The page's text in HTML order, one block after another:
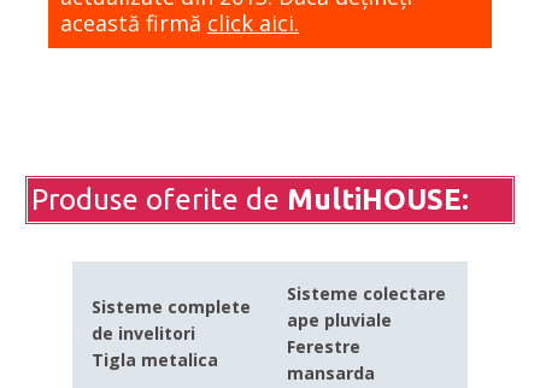
această firmă click aici.
Produse oferite de MultiHOUSE:
Sisteme complete
de invelitori
Tigla metalica
Sisteme colectare
ape pluviale
Ferestre
mansarda